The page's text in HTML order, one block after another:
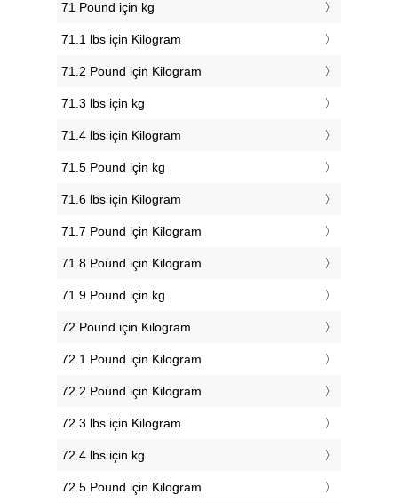
71 Pound için kg
71.1 lbs için Kilogram
71.2 Pound için Kilogram
71.3 lbs için kg
71.4 lbs için Kilogram
71.5 Pound için kg
71.6 lbs için Kilogram
71.7 Pound için Kilogram
71.8 Pound için Kilogram
71.9 Pound için kg
72 Pound için Kilogram
72.1 Pound için Kilogram
72.2 Pound için Kilogram
72.3 lbs için Kilogram
72.4 lbs için kg
72.5 Pound için Kilogram